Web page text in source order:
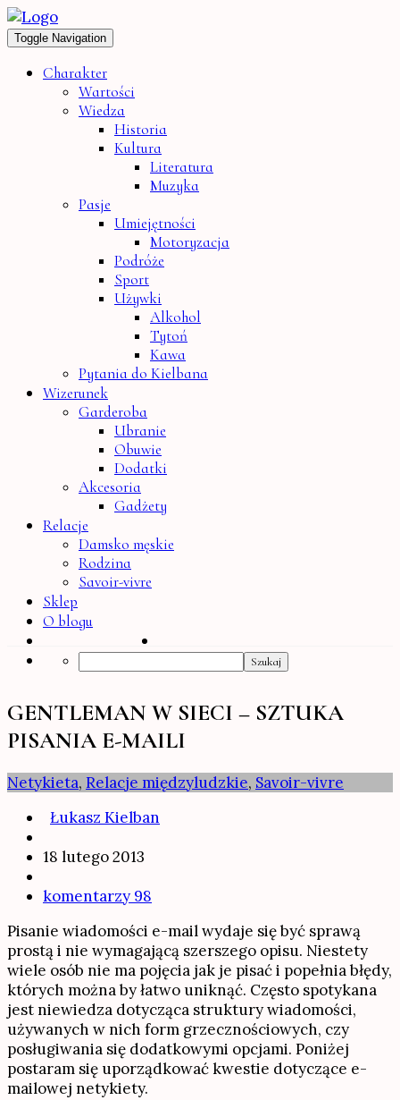
Toggle Navigation
Charakter
Wartości
Wiedza
Historia
Kultura
Literatura
Muzyka
Pasje
Umiejętności
Motoryzacja
Podróże
Sport
Używki
Alkohol
Tytoń
Kawa
Pytania do Kielbana
Wizerunek
Garderoba
Ubranie
Obuwie
Dodatki
Akcesoria
Gadżety
Relacje
Damsko męskie
Rodzina
Savoir-vivre
Sklep
O blogu
GENTLEMAN W SIECI – SZTUKA
PISANIA E-MAILI
Netykieta, Relacje międzyludzkie, Savoir-vivre
Łukasz Kielban
18 lutego 2013
komentarzy 98
Pisanie wiadomości e-mail wydaje się być sprawą
prostą i nie wymagającą szerszego opisu. Niestety
wiele osób nie ma pojęcia jak je pisać i popełnia błędy,
których można by łatwo uniknąć. Często spotykana
jest niewiedza dotycząca struktury wiadomości,
używanych w nich form grzecznościowych, czy
posługiwania się dodatkowymi opcjami. Poniżej
postaram się uporządkować kwestie dotyczące e-
mailowej netykiety.